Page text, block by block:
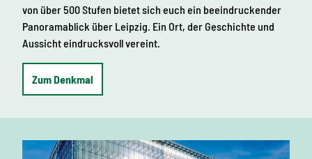
von über 500 Stufen bietet sich euch ein beeindruckender
Panoramablick über Leipzig. Ein Ort, der Geschichte und
Aussicht eindrucksvoll vereint.
Zum Denkmal